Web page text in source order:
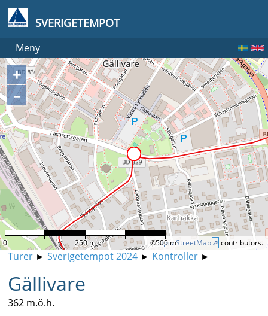
SVERIGETEMPOT
≡Meny
+
–
©OpenStreetMap contributors.
0 250 m 500 m
Turer► Sverigetempot 2024► Kontroller►
Gällivare
362 m.ö.h.